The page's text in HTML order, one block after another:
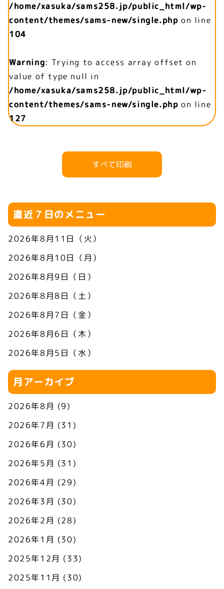
/home/xasuka/sams258.jp/public_html/wp-
content/themes/sams-new/single.php on line
104
Warning: Trying to access array offset on
value of type null in
/home/xasuka/sams258.jp/public_html/wp-
content/themes/sams-new/single.php on line
127
すべて印刷
直近７日のメニュー
2026年8月11日（火）
2026年8月10日（月）
2026年8月9日（日）
2026年8月8日（土）
2026年8月7日（金）
2026年8月6日（木）
2026年8月5日（水）
月アーカイブ
2026年8月 (9)
2026年7月 (31)
2026年6月 (30)
2026年5月 (31)
2026年4月 (29)
2026年3月 (30)
2026年2月 (28)
2026年1月 (30)
2025年12月 (33)
2025年11月 (30)